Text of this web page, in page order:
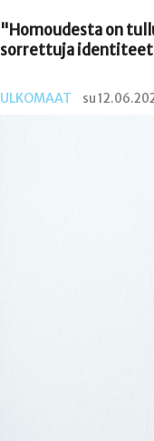
"Homoudesta on
sorrettuja
ULKOMAAT su